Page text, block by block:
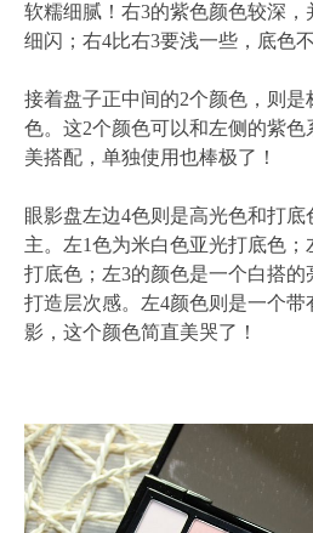
软糯细腻！右3的紫色颜色较深
细闪；右4比右3要浅一些，底色
接着盘子正中间的2个颜色，则
色。这2个颜色可以和左侧的紫
美搭配，单独使用也棒极了！
眼影盘左边4色则是高光色和打
主。左1色为米白色亚光打底色
打底色；左3的颜色是一个白搭的
打造层次感。左4颜色则是一个
影，这个颜色简直美哭了！